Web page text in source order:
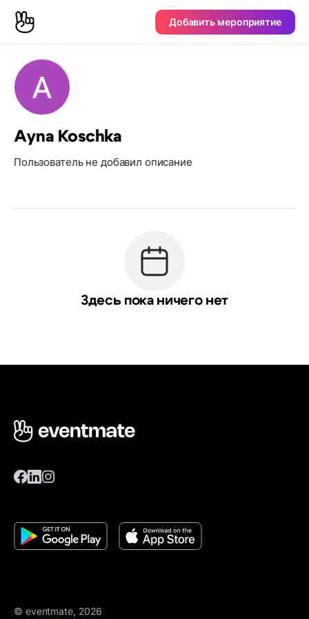
Добавить мероприятие
Ayna Koschka
Пользователь не добавил описание
Здесь пока ничего нет
© eventmate, 2026